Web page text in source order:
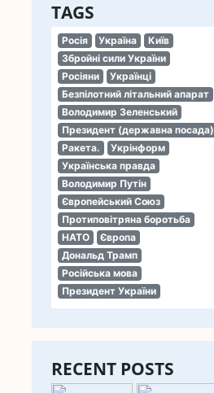
TAGS
Росія Україна
Київ
Збройні сили України
Росіяни
Українці
Безпілотний літальний апарат
Володимир Зеленський
Президент (державна посада)
Ракета.
Укрінформ
Українська правда
Володимир Путін
Європейський Союз
Протиповітряна боротьба
НАТО
Європа
Дональд Трамп
Російська мова
Президент України
RECENT POSTS